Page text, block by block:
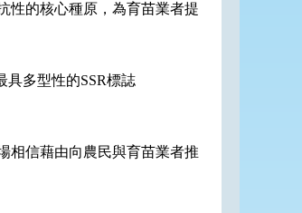
性的核心種原，為育苗業者提
多型性的SSR標誌
相信藉由向農民與育苗業者推